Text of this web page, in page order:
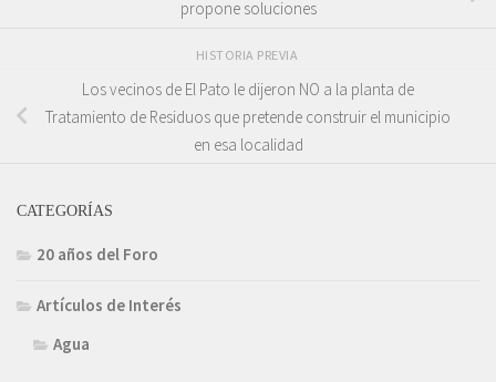
propone soluciones
HISTORIA PREVIA
Los vecinos de El Pato le dijeron NO a la planta de
Tratamiento de Residuos que pretende construir el municipio
en esa localidad
CATEGORÍAS
20 años del Foro
Artículos de Interés
Agua